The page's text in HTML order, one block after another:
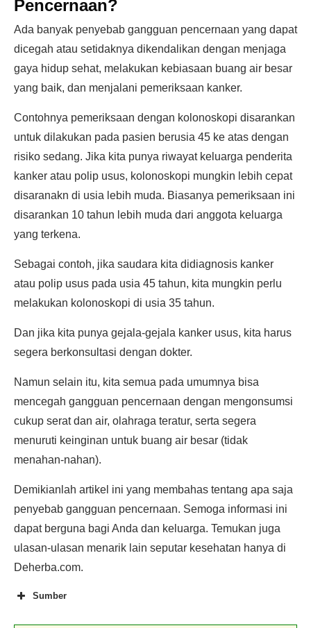
Pencernaan?
Ada banyak penyebab gangguan pencernaan yang dapat
dicegah atau setidaknya dikendalikan dengan menjaga
gaya hidup sehat, melakukan kebiasaan buang air besar
yang baik, dan menjalani pemeriksaan kanker.
Contohnya pemeriksaan dengan kolonoskopi disarankan
untuk dilakukan pada pasien berusia 45 ke atas dengan
risiko sedang. Jika kita punya riwayat keluarga penderita
kanker atau polip usus, kolonoskopi mungkin lebih cepat
disaranakn di usia lebih muda. Biasanya pemeriksaan ini
disarankan 10 tahun lebih muda dari anggota keluarga
yang terkena.
Sebagai contoh, jika saudara kita didiagnosis kanker
atau polip usus pada usia 45 tahun, kita mungkin perlu
melakukan kolonoskopi di usia 35 tahun.
Dan jika kita punya gejala-gejala kanker usus, kita harus
segera berkonsultasi dengan dokter.
Namun selain itu, kita semua pada umumnya bisa
mencegah gangguan pencernaan dengan mengonsumsi
cukup serat dan air, olahraga teratur, serta segera
menuruti keinginan untuk buang air besar (tidak
menahan-nahan).
Demikianlah artikel ini yang membahas tentang apa saja
penyebab gangguan pencernaan. Semoga informasi ini
dapat berguna bagi Anda dan keluarga. Temukan juga
ulasan-ulasan menarik lain seputar kesehatan hanya di
Deherba.com.
Sumber